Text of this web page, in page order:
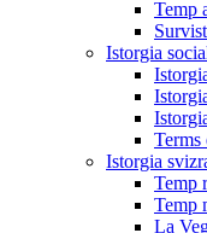
Temp
Istorgia
Terms
Istorgia
Temp
Temp
La